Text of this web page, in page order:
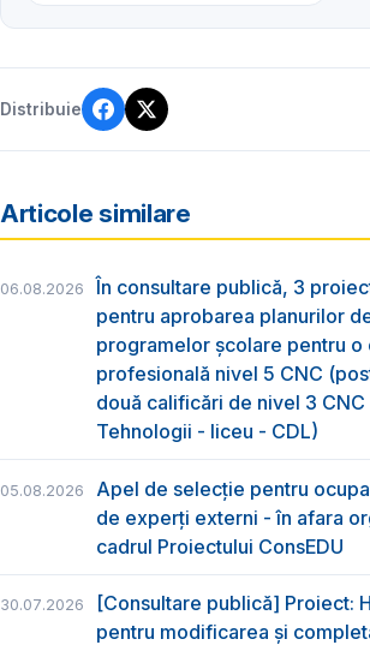
Distribuie
Articole similare
06.08.2026
În consultare publică, 3
pentru aprobarea planurilor
programelor școlare pentru o
profesională nivel 5 CNC
două calificări de nivel 3
Tehnologii - liceu - CDL)
05.08.2026
Apel de selecție pentru
de experți externi - în afara
cadrul Proiectului ConsEDU
30.07.2026
[Consultare publică] Proiect:
pentru modificarea și